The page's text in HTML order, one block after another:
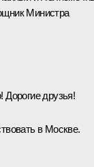
Министра
друзья!
в Москве.